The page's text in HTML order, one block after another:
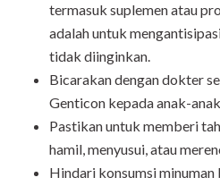
termasuk suplemen atau
adalah untuk
tidak diinginkan.
Bicarakan dengan dokter
Genticon kepada anak-
Pastikan untuk memberi
hamil, menyusui, atau
Hindari konsumsi